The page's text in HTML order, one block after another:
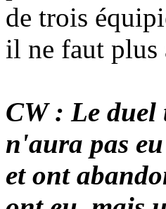
de trois
il ne faut plus
CW : Le duel
n'aura pas
et ont